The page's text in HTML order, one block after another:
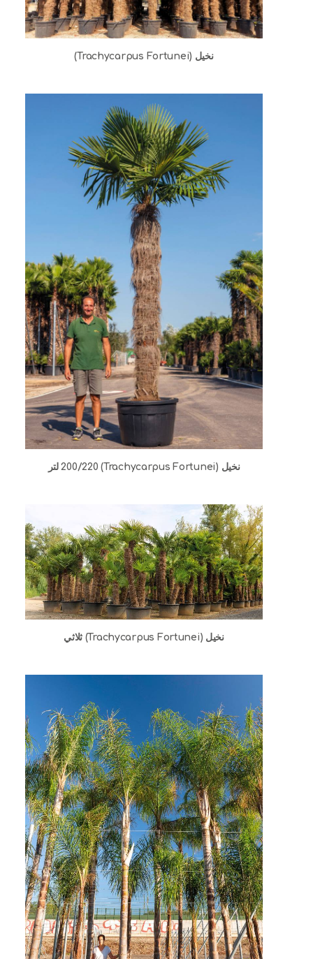
نخيل (Trachycarpus Fortunei)
نخيل (Trachycarpus Fortunei) 200/220 لتر
نخيل (Trachycarpus Fortunei) ثلاثي